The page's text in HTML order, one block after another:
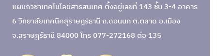
แผนกวิชาเทคโนโลยีสารสนเทศ ตั้งอยู่เลขที่ 143 ชั้น 3-4 อาคาร
6 วิทยาลัยเทคนิคสุราษฎร์ธานี ถ.ดอนนก ต.ตลาด อ.เมือง
จ.สุราษฎร์ธานี 84000 โทร 077-272168 ต่อ 135